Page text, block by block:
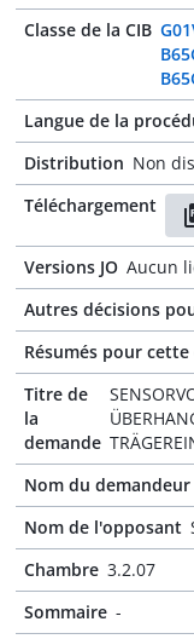
Classe de la CIB
Langue de la
Distribution Non
Téléchargement
Versions JO Aucun
Autres décisions
Résumés pour
Titre de
la
demande
Nom du demandeur
Nom de l'opposant
Chambre 3.2.07
Sommaire -